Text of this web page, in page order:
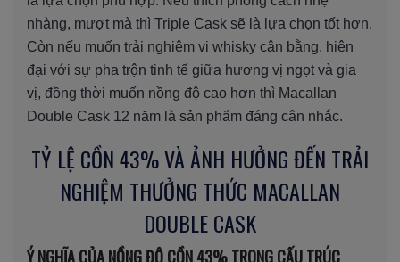
nhàng, mượt mà thì Triple Cask sẽ là lựa chọn tốt hơn.
Còn nếu muốn trải nghiệm vị whisky cân bằng, hiện
đại với sự pha trộn tinh tế giữa hương vị ngọt và gia
vị, đồng thời muốn nồng độ cao hơn thì Macallan
Double Cask 12 năm là sản phẩm đáng cân nhắc.
TỶ LỆ CỒN 43% VÀ ẢNH HƯỞNG ĐẾN TRẢI
NGHIỆM THƯỞNG THỨC MACALLAN
DOUBLE CASK
Ý NGHĨA CỦA NỒNG ĐỘ CỒN 43% TRONG CẤU TRÚC